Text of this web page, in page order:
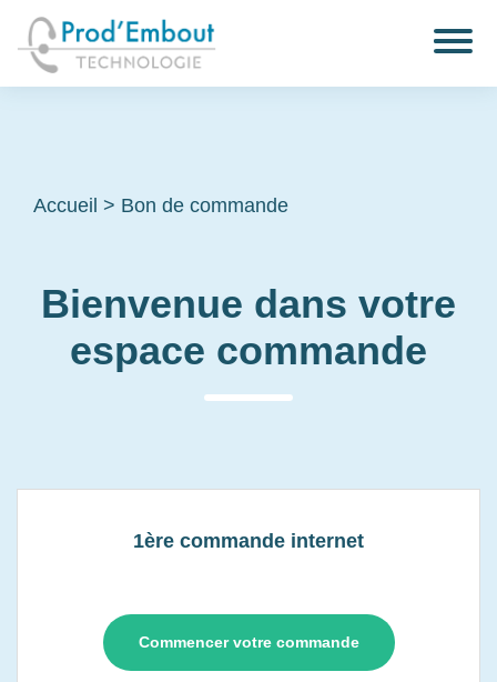
Accueil > Bon de commande
Bienvenue dans votre
espace commande
1ère commande internet
Commencer votre commande